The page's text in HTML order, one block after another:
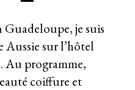
Guadeloupe, je suis
Aussie sur l’hôtel
. Au programme,
coiffure et